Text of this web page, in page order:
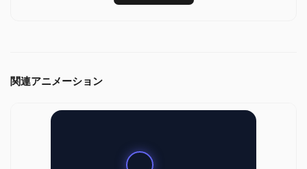
関連アニメーション